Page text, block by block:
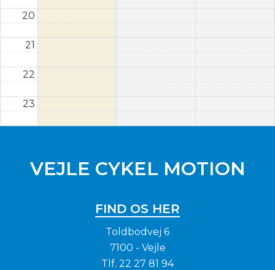
20
21
22
23
VEJLE CYKEL MOTION
FIND OS HER
Toldbodvej 6
7100 - Vejle
Tlf. 22 27 81 94